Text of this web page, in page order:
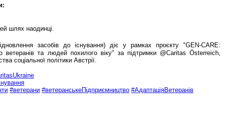
шлях наодинці.
засобів до існування) діє у рамках проєкту "GEN-CARE:
ветеранів та людей похилого віку" за підтримки @Caritas Österreich,
соціальної політики Австрії.
#ветерани #ветеранськеПідприємництво #АдаптаціяВетеранів